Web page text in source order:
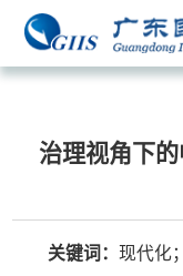
治理视角下
关键词： 现代化